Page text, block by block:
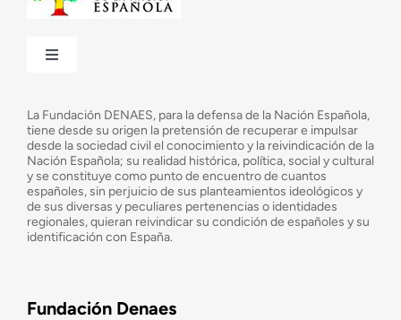
Toggle
¿Cuáles son nuestros objetivos?
Consejo Asesor
La Fundación DENAES, para la defensa de la Nación Española,
tiene desde su origen la pretensión de recuperar e impulsar
desde la sociedad civil el conocimiento y la reivindicación de la
Nación Española; su realidad histórica, política, social y cultural
y se constituye como punto de encuentro de cuantos
españoles, sin perjuicio de sus planteamientos ideológicos y
de sus diversas y peculiares pertenencias o identidades
regionales, quieran reivindicar su condición de españoles y su
identificación con España.
Fundación Denaes